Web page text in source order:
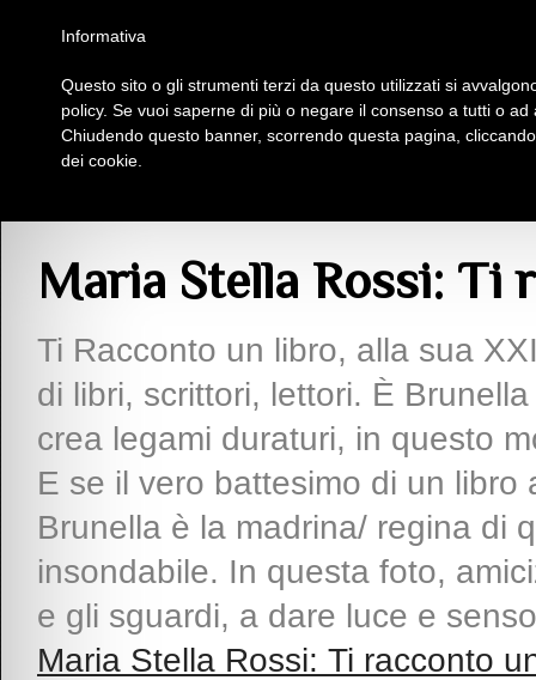
Insieme Per La Cultura
Maria Stella Rossi: Ti
Ti Racconto un libro, alla sua
di libri, scrittori, lettori. È
crea legami duraturi, in questo
E se il vero battesimo di un
Brunella è la madrina/ regina di
insondabile. In questa foto,
e gli sguardi, a dare luce e
Maria Stella Rossi: Ti racconto
Informativa
Questo sito o gli strumenti terzi da questo utilizzati si
policy. Se vuoi saperne di più o negare il consenso a tutti o
Chiudendo questo banner, scorrendo questa pagina,
dei cookie.